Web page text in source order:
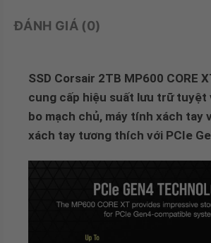
ĐÁNH GIÁ (0)
SSD Corsair 2TB MP600 CORE
cung cấp hiệu suất lưu trữ tuyệt
bo mạch chủ, máy tính xách tay
xách tay tương thích với PCIe